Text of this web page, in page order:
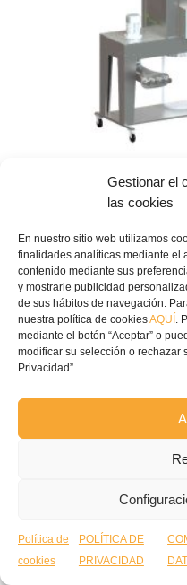
Gestionar el
las cookies
En nuestro sitio web utilizamos
finalidades analíticas mediante el
contenido mediante sus
y mostrarle publicidad
de sus hábitos de navegación.
nuestra política de cookiesAQUÍ .
mediante el botón “Aceptar” o
modificar su selección o rechazar
Privacidad”
Política de
cookies
POLÍTICA DE
PRIVACIDAD